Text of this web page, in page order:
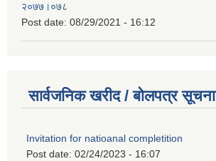
२०७७।०७८
Post date: 08/29/2021 - 16:12
सार्वजनिक खरीद / बोलपत्र सूचना
Invitation for natioanal completition
Post date: 02/24/2023 - 16:07